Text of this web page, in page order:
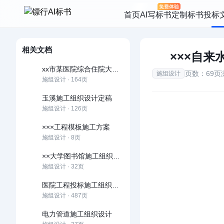
首页AI写标书定制标书投标
相关文档
施组设计 · 164页
玉溪施工组织设计定稿
施组设计 · 126页
×××工程模板施工方案
施组设计 · 8页
施组设计 · 32页
施组设计 · 487页
电力管道施工组织设计
×××自来
施组设计 页数：69页